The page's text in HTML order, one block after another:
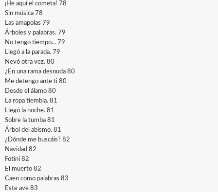
¡He aquí el cometa! 78
Sin música 78
Las amapolas 79
Árboles y palabras. 79
No tengo tiempo... 79
Llegó a la parada. 79
Nevó otra vez. 80
¿En una rama desnuda 80
Me detengo ante ti 80
Desde el álamo 80
La ropa tiembla. 81
Llegó la noche. 81
Sobre la tumba 81
Árbol del abismo. 81
¿Dónde me buscáis? 82
Navidad 82
Fotiní 82
El muerto 82
Caen como palabras 83
Este ave 83